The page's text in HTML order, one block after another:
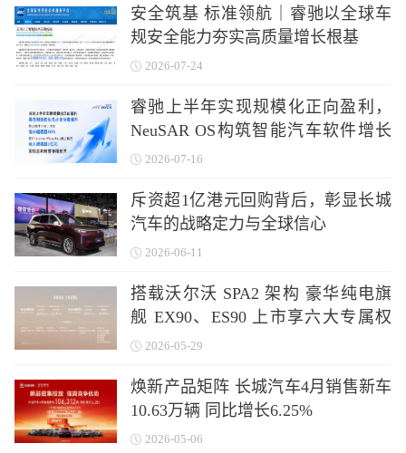
安全筑基 标准领航｜睿驰以全球车
规安全能力夯实高质量增长根基
2026-07-24
睿驰上半年实现规模化正向盈利，
NeuSAR OS构筑智能汽车软件增长
新引擎
2026-07-16
斥资超1亿港元回购背后，彰显长城
汽车的战略定力与全球信心
2026-06-11
搭载沃尔沃 SPA2 架构 豪华纯电旗
舰 EX90、ES90 上市享六大专属权
益2026-05-29
焕新产品矩阵 长城汽车4月销售新车
10.63万辆 同比增长6.25%
2026-05-06